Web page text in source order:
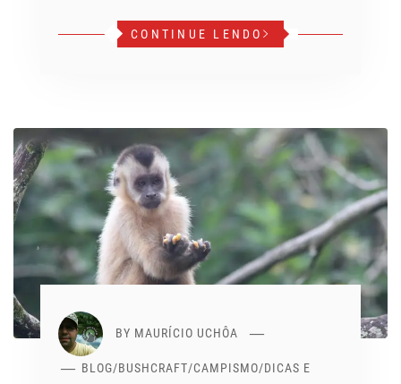
CONTINUE LENDO
BY MAURÍCIO UCHÔA
BLOG/BUSHCRAFT/CAMPISMO/DICAS E